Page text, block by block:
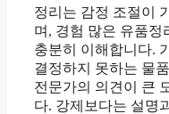
정리는 감정 조절이
며, 경험 많은 유품정
충분히 이해합니다.
결정하지 못하는 물
전문가의 의견이 큰
다. 강제보다는 설명